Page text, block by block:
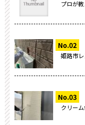
プロが
姫路市
クリー